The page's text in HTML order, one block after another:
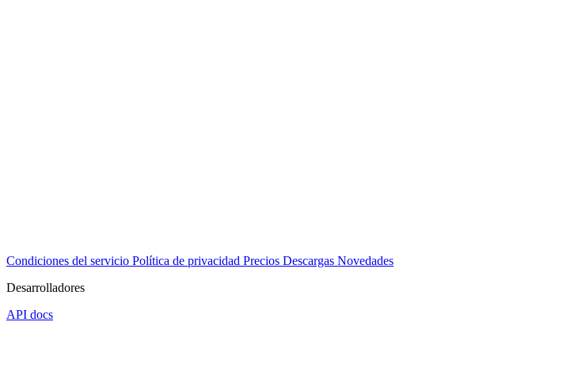
Condiciones del servicio Política de privacidad Precios Descargas Novedades
Desarrolladores
API docs